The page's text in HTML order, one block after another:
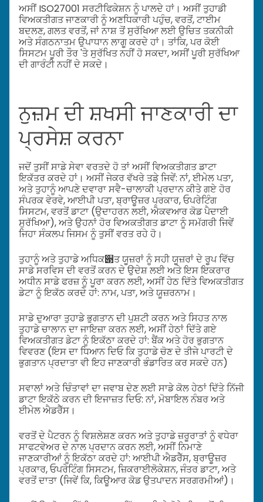
ਅਸੀਂ ISO27001 ਸਰਟੀਫਿਕੇਸ਼ਨ ਨੂੰ ਪਾਲਦੇ ਹਾਂ। ਅਸੀਂ ਤੁਹਾਡੀ
ਵਿਅਕਤੀਗਤ ਜਾਣਕਾਰੀ ਨੂੰ ਅਣਧਿਕਾਰੀ ਪਹੁੰਚ, ਵਰਤੋਂ, ਟਾਈਮ
ਬਦਲਣ, ਗਲਤ ਵਰਤੋਂ, ਜਾਂ ਨਾਸ਼ ਤੋਂ ਸੁਰੱਖਿਆ ਲਈ ਉਚਿਤ ਤਕਨੀਕੀ
ਅਤੇ ਸੰਗਠਨਾਤਮ ਉਪਾਧਾਨ ਲਾਗੂ ਕਰਦੇ ਹਾਂ। ਤਾਂਕਿ, ਪਰ ਕੋਈ
ਸਿਸਟਮ ਪੂਰੀ ਤੌਰ 'ਤੇ ਸੁਰੱਖਿਤ ਨਹੀਂ ਹੋ ਸਕਦਾ, ਅਸੀਂ ਪੂਰੀ ਸੁਰੱਖਿਆ
ਦੀ ਗਾਰੰਟੀ ਨਹੀਂ ਦੇ ਸਕਦੇ।
ਨੁਜ਼ਮ ਦੀ ਸ਼ਖਸੀ ਜਾਣਕਾਰੀ ਦਾ
ਪ੍ਰਸੇਸ਼ ਕਰਨਾ
ਜਦੋਂ ਤੁਸੀਂ ਸਾਡੇ ਸੇਵਾ ਵਰਤਦੇ ਹੋ ਤਾਂ ਅਸੀਂ ਵਿਅਕਤੀਗਤ ਡਾਟਾ
ਇਕੱਤਰ ਕਰਦੇ ਹਾਂ। ਅਸੀਂ ਜੇਕਰ ਵੱਖਰੇ ਤਡ਼ੇ ਜਿਵੇਂ: ਨਾਂ, ਈਮੇਲ ਪਤਾ,
ਅਤੇ ਤੁਹਾਨੂੰ ਆਪਣੇ ਦਵਾਰਾ ਸਵੈ-ਚਾਲਾਕੀ ਪ੍ਰਦਾਨ ਕੀਤੇ ਗਏ ਹੋਰ
ਸੰਪਰਕ ਵੇਰਵੇ, ਆਈਪੀ ਪਤਾ, ਬ੍ਰਾਊਜ਼ਰ ਪ੍ਰਕਾਰ, ਓਪਰੇਟਿੰਗ
ਸਿਸਟਮ, ਵਰਤੋਂ ਡਾਟਾ (ਉਦਾਹਰਨ ਲਈ, ਐਕਵਆਰ ਕੋਡ ਪੈਦਾਈ
ਸੁਰੱਖਿਆ), ਅਤੇ ਉਹਨਾਂ ਹੋਰ ਵਿਅਕਤੀਗਤ ਡਾਟਾ ਨੂੰ ਸਮੱਗਰੀ ਜਿਵੇਂ
ਜਿਹਾ ਸੰਕਲਪ ਜਿਸਮ ਨੂੰ ਤੁਸੀਂ ਵਰਤ ਰਹੇ ਹੋ।
ਤੁਹਾਨੂੰ ਅਤੇ ਤੁਹਾਡੇ ਅਧਿਕ੃ਤ ਯੂਜ਼ਰਾਂ ਨੂੰ ਸਹੀ ਯੂਜ਼ਰਾਂ ਦੇ ਰੂਪ ਵਿੱਚ
ਸਾਡੇ ਸਰਵਿਸ ਦੀ ਵਰਤੋਂ ਕਰਨ ਦੇ ਉਦੇਸ਼ ਲਈ ਅਤੇ ਇਸ ਇਕਰਾਰ
ਅਧੀਨ ਸਾਡੇ ਫਰਜ਼ ਨੂੰ ਪੂਰਾ ਕਰਨ ਲਈ, ਅਸੀਂ ਹੇਠ ਦਿੱਤੇ ਵਿਅਕਤੀਗਤ
ਡੇਟਾ ਨੂੰ ਇਕੱਠ ਕਰਦੇ ਹਾਂ: ਨਾਮ, ਪਤਾ, ਅਤੇ ਯੂਜ਼ਰਨਾਮ।
ਸਾਡੇ ਦੁਆਰਾ ਤੁਹਾਡੇ ਭੁਗਤਾਨ ਦੀ ਪੁਸ਼ਟੀ ਕਰਨ ਅਤੇ ਸਿਹਤ ਨਾਲ
ਤੁਹਾਡੇ ਚਾਲਾਨ ਦਾ ਜਾਇਜ਼ਾ ਕਰਨ ਲਈ, ਅਸੀਂ ਹੇਠਾਂ ਦਿੱਤੇ ਗਏ
ਵਿਅਕਤੀਗਤ ਡੇਟਾ ਨੂੰ ਇਕੱਠਾ ਕਰਦੇ ਹਾਂ: ਬੈਂਕ ਅਤੇ ਹੋਰ ਭੁਗਤਾਨ
ਵਿਵਰਣ (ਇਸ ਦਾ ਧਿਆਨ ਦਿਓ ਕਿ ਤੁਹਾਡੇ ਚੋਣ ਦੇ ਤੀਜੇ ਪਾਰਟੀ ਦੇ
ਭੁਗਤਾਨ ਪ੍ਰਦਾਤਾ ਵੀ ਇਹ ਜਾਣਕਾਰੀ ਭੰਡਾਰਿਤ ਕਰ ਸਕਦੇ ਹਨ)
ਸਵਾਲਾਂ ਅਤੇ ਚਿੰਤਾਵਾਂ ਦਾ ਜਵਾਬ ਦੇਣ ਲਈ ਸਾਡੇ ਕੋਲ ਹੇਠਾਂ ਦਿੱਤੇ ਨਿੱਜੀ
ਡਾਟਾ ਇਕੱਠੇ ਕਰਨ ਦੀ ਇਜਾਜ਼ਤ ਦਿਓ: ਨਾਂ, ਮੋਬਾਇਲ ਨੰਬਰ ਅਤੇ
ਈਮੇਲ ਐਡਰੈੱਸ।
ਵਰਤੋਂ ਦੇ ਪੈਟਰਨ ਨੂੰ ਵਿਸ਼ਲੇਸ਼ਣ ਕਰਨ ਅਤੇ ਤੁਹਾਡੇ ਜ਼ਰੂਰਾਤਾਂ ਨੂੰ ਵਧੇਰਾ
ਸਾਫਟਵੇਅਰ ਦੇ ਨਾਲ ਪ੍ਰਦਾਨ ਕਰਨ ਲਈ, ਅਸੀਂ ਨਿਮਾਣੇ
ਜਾਣਕਾਰੀਆਂ ਨੂੰ ਇਕੱਠਾ ਕਰਦੇ ਹਾਂ: ਆਈਪੀ ਐਡਰੈੱਸ, ਬ੍ਰਾਊਜ਼ਰ
ਪ੍ਰਕਾਰ, ਓਪਰੇਟਿੰਗ ਸਿਸਟਮ, ਜ਼ਿਕਰਾਈਲੋਕੇਸ਼ਨ, ਜੰਤਰ ਡਾਟਾ, ਅਤੇ
ਵਰਤੋਂ ਦਾਤਾ (ਜਿਵੇਂ ਕਿ, ਕਿਊਆਰ ਕੋਡ ਉਤਪਾਦਨ ਸਰਗਰਮੀਆਂ)।